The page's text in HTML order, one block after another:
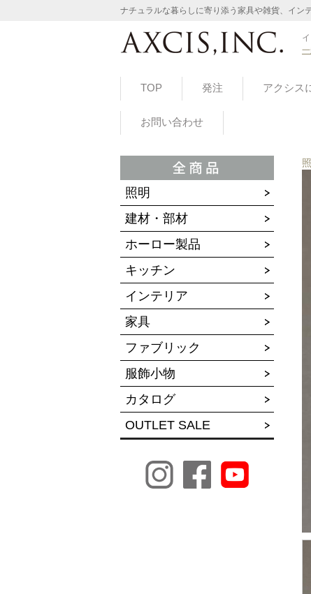
ナチュラルな暮らしに寄り添う家具や雑貨、イン
TOP 発注 アクシス
お問い合わせ
照明
建材・部材
ホーロー製品
キッチン
インテリア
家具
ファブリック
服飾小物
カタログ
OUTLET SALE